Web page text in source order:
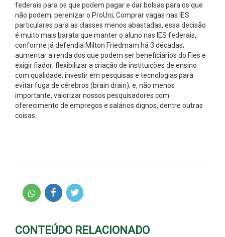
federais para os que podem pagar e dar bolsas para os que
não podem; perenizar o ProUni; Comprar vagas nas IES
particulares para as classes menos abastadas, essa decisão
é muito mais barata que manter o aluno nas IES federais,
conforme já defendia Milton Friedmam há 3 décadas;
aumentar a renda dos que podem ser beneficiários do Fies e
exigir fiador; flexibilizar a criação de instituições de ensino
com qualidade; investir em pesquisas e tecnologias para
evitar fuga de cérebros (brain drain); e, não menos
importante, valorizar nossos pesquisadores com
oferecimento de empregos e salários dignos, dentre outras
coisas.
CONTEÚDO RELACIONADO